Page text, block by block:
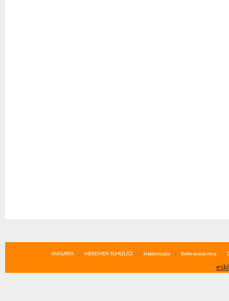
ANASAYFA MERDİVEN TEMİZLİĞİ Hakkımızda Referanslarımız